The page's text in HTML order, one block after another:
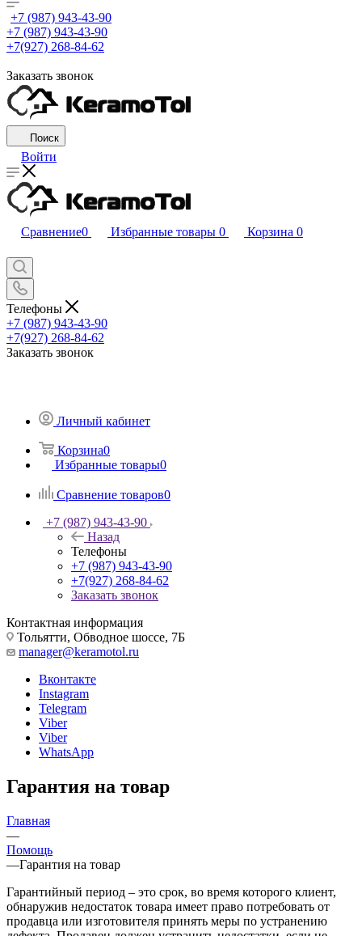
+7 (987) 943-43-90
+7 (987) 943-43-90
+7(927) 268-84-62
Заказать звонок
Поиск
Войти
Сравнение0 Избранные товары 0 Корзина 0
Телефоны
+7 (987) 943-43-90
+7(927) 268-84-62
Заказать звонок
Личный кабинет
Корзина0
Избранные товары0
Сравнение товаров0
+7 (987) 943-43-90
Назад
Телефоны
+7 (987) 943-43-90
+7(927) 268-84-62
Заказать звонок
Контактная информация
Тольятти, Обводное шоссе, 7Б
manager@keramotol.ru
Вконтакте
Instagram
Telegram
Viber
Viber
WhatsApp
Гарантия на товар
Главная
—
Помощь
—Гарантия на товар
Гарантийный период – это срок, во время которого клиент,
обнаружив недостаток товара имеет право потребовать от
продавца или изготовителя принять меры по устранению